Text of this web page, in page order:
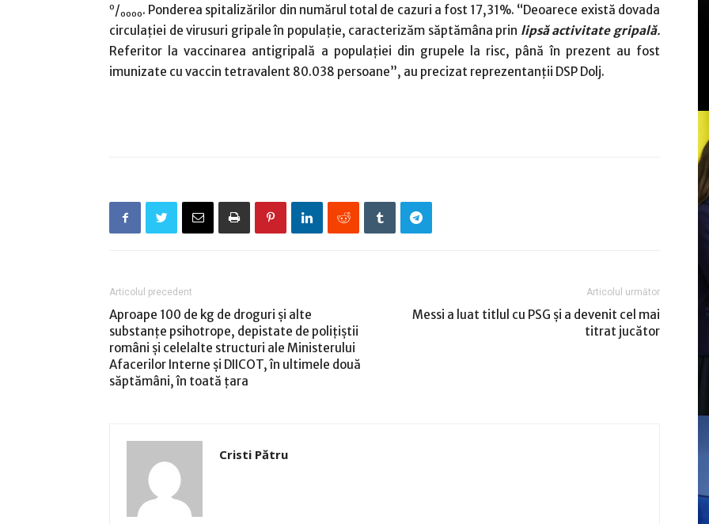
o/oooo. Ponderea spitalizărilor din numărul total de cazuri a fost 17,31%. “Deoarece există dovada
circulaţiei de virusuri gripale în populaţie, caracterizăm săptămâna prin lipsă activitate gripală.
Referitor la vaccinarea antigripală a populaţiei din grupele la risc, până în prezent au fost
imunizate cu vaccin tetravalent 80.038 persoane”, au precizat reprezentanţii DSP Dolj.
Articolul precedent
Aproape 100 de kg de droguri şi alte
substanţe psihotrope, depistate de poliţiştii
români şi celelalte structuri ale Ministerului
Afacerilor Interne şi DIICOT, în ultimele două
săptămâni, în toată ţara
Articolul următor
Messi a luat titlul cu PSG şi a devenit cel mai
titrat jucător
Cristi Pătru